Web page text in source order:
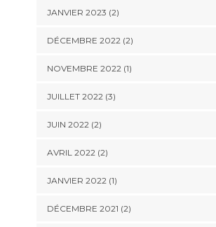
JANVIER 2023 (2)
DÉCEMBRE 2022(2)
NOVEMBRE 2022(1)
JUILLET 2022(3)
JUIN 2022(2)
AVRIL 2022(2)
JANVIER 2022(1)
DÉCEMBRE 2021 (2)